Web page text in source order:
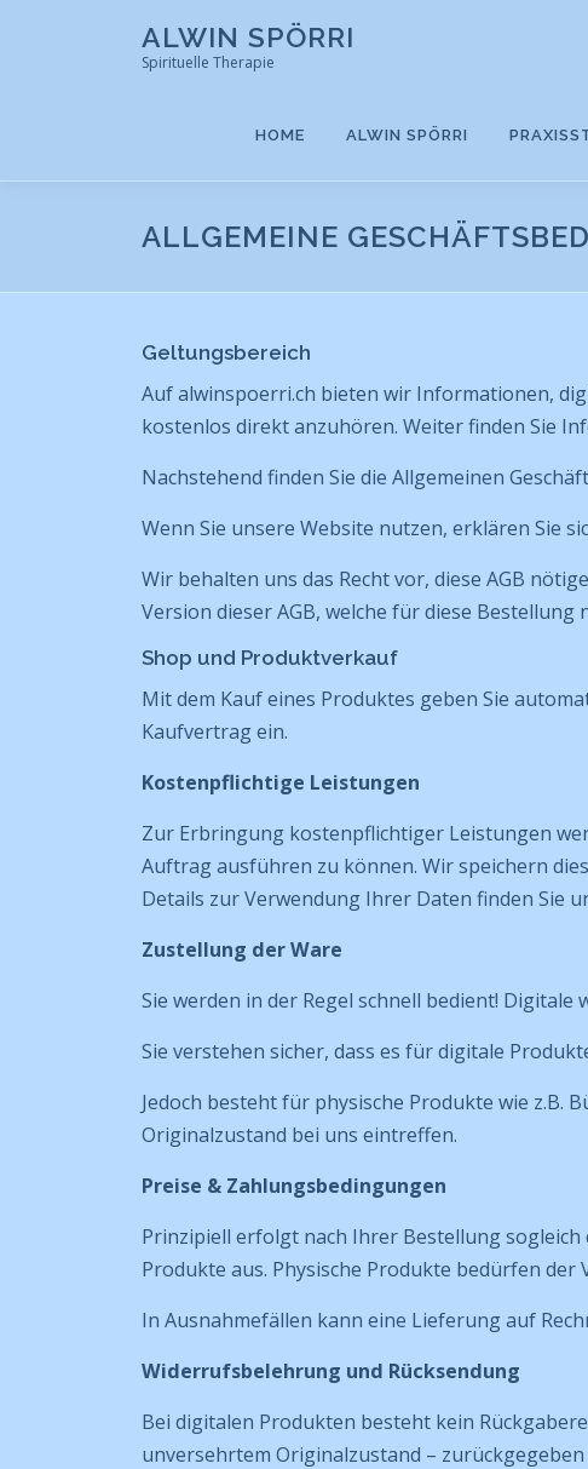
ALWIN SPÖRRI
Spirituelle Therapie
HOME ALWIN SPÖRRI
ALLGEMEINE
Geltungsbereich
Auf alwinspoerri.ch bieten wir Informationen,
kostenlos direkt anzuhören. Weiter finden Sie
Nachstehend finden Sie die Allgemeinen
Wenn Sie unsere Website nutzen, erklären Sie
Wir behalten uns das Recht vor, diese AGB
Version dieser AGB, welche für diese
Shop und Produktverkauf
Mit dem Kauf eines Produktes geben Sie
Kaufvertrag ein.
Kostenpflichtige Leistungen
Zur Erbringung kostenpflichtiger Leistungen
Auftrag ausführen zu können. Wir speichern
Details zur Verwendung Ihrer Daten finden Sie
Zustellung der Ware
Sie werden in der Regel schnell bedient!
Sie verstehen sicher, dass es für digitale
Jedoch besteht für physische Produkte wie z.B.
Originalzustand bei uns eintreffen.
Preise & Zahlungsbedingungen
Prinzipiell erfolgt nach Ihrer Bestellung
Produkte aus. Physische Produkte bedürfen
In Ausnahmefällen kann eine Lieferung auf
Widerrufsbelehrung und Rücksendung
Bei digitalen Produkten besteht kein
unversehrtem Originalzustand –